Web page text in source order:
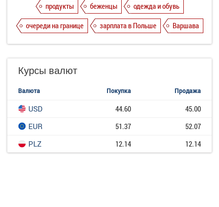
продукты
беженцы
одежда и обувь
очереди на границе
зарплата в Польше Варшава
Курсы валют
Валюта Покупка Продажа
USD 44.60
45.00
EUR
51.37
52.07
PLZ
12.14 12.14